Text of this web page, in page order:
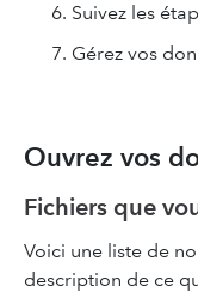
Suivez les
Gérez vos
Ouvrez vos
Fichiers que
Voici une liste de
description de ce